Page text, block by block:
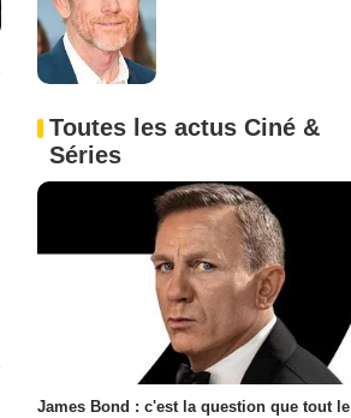
Toutes les actus Ciné &
Séries
James Bond : c'est la question que tout le